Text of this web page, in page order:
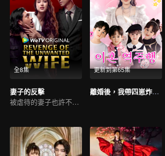
全8集
妻子的反擊
被虐待的妻子也許不語，但復仇從不沉睡
更新到第65集
離婚後，我帶四崽炸翻前夫家（韓語版）